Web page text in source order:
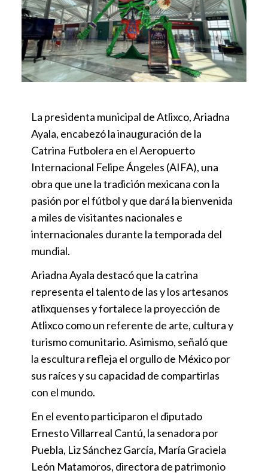
La presidenta municipal de Atlixco, Ariadna
Ayala, encabezó la inauguración de la
Catrina Futbolera en el Aeropuerto
Internacional Felipe Ángeles (AIFA), una
obra que une la tradición mexicana con la
pasión por el fútbol y que dará la bienvenida
a miles de visitantes nacionales e
internacionales durante la temporada del
mundial.
Ariadna Ayala destacó que la catrina
representa el talento de las y los artesanos
atlixquenses y fortalece la proyección de
Atlixco como un referente de arte, cultura y
turismo comunitario. Asimismo, señaló que
la escultura refleja el orgullo de México por
sus raíces y su capacidad de compartirlas
con el mundo.
En el evento participaron el diputado
Ernesto Villarreal Cantú, la senadora por
Puebla, Liz Sánchez García, María Graciela
León Matamoros, directora de patrimonio